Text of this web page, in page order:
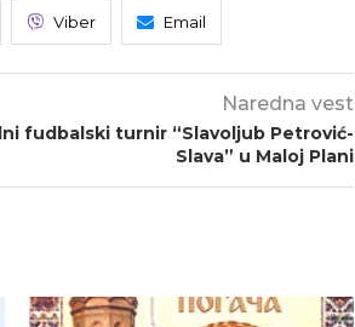
Viber Email
Naredna vest
fudbalski turnir “Slavoljub Petrović-
Slava” u Maloj Plani